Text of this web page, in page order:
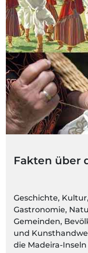
Fakten über
Geschichte,
Gastronomie,
Gemeinden,
und
die Madeira-